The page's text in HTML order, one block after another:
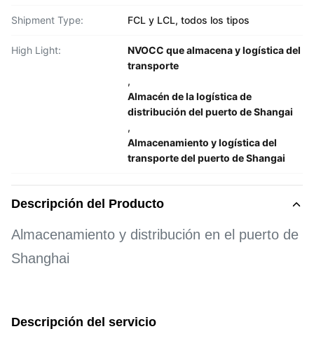
Shipment Type: FCL y LCL, todos los tipos
High Light:
NVOCC que almacena y logística del
transporte
,
Almacén de la logística de
distribución del puerto de Shangai
,
Almacenamiento y logística del
transporte del puerto de Shangai
Descripción del Producto
Almacenamiento y distribución en el puerto de
Shanghai
Descripción del servicio